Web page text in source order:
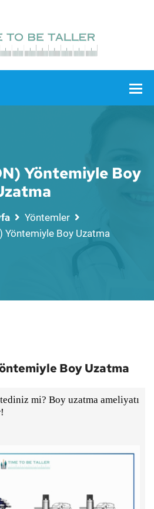
Yöntemiyle Boy
Yöntemler
Yöntemiyle Boy Uzatma
Boy Uzatma
mi? Boy uzatma ameliyatı